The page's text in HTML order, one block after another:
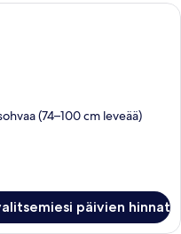
jossa on sänky,
(74–100 cm leveää)
päivien hinnat